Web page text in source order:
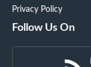
Privacy Policy
Follow Us On